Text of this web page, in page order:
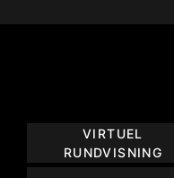
VIRTUEL
RUNDVISNING